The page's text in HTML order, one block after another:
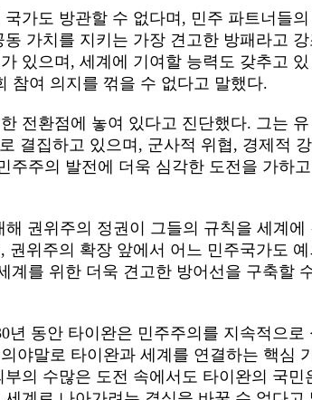
가도 방관할 수 없다며 , 민주 파트너들의
가치를 지키는 가장 견고한 방패라고 강
있으며 ,세계에 기여할 능력도 갖추고 있
참여 의지를 꺾을 수 없다고 말했다.
전환점에 놓여 있다고 진단했다. 그는 유
결집하고 있으며 , 군사적 위협, 경제적 강
주주의 발전에 더욱 심각한 도전을 가하고
권위주의 정권이 그들의 규칙을 세계에
, 권위주의 확장 앞에서 어느 민주국가도 예
계를 위한 더욱 견고한 방어선을 구축할
년 동안 타이완은 민주주의를 지속적으로
야말로 타이완과 세계를 연결하는 핵심
부의 수많은 도전 속에서도 타이완의 국민